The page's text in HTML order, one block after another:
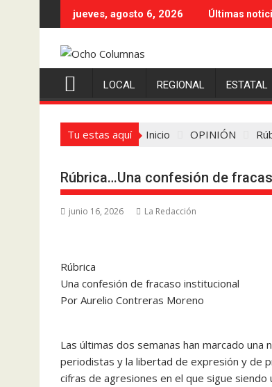
al
jueves, agosto 6, 2026 Últimas
LOCAL REGIONAL ESTATAL
Tu estas aquí Inicio OPINIÓN
Rúbrica…Una confesión de
junio 16, 2026 La Redacción
Rúbrica
Una confesión de fracaso institucional
Por Aurelio Contreras Moreno
Las últimas dos semanas han marcado una
periodistas y la libertad de expresión y de
cifras de agresiones en el que sigue